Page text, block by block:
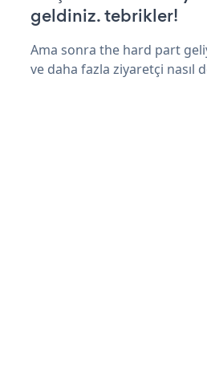
geldiniz. tebrikler!
Ama sonra the hard part
ve daha fazla ziyaretçi nasıl